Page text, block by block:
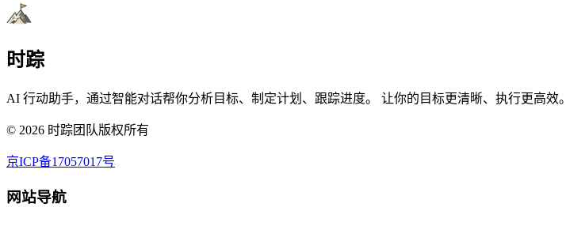
时踪
AI 行动助手，通过智能对话帮你分析目标、制定计划、跟踪进度。 让你的目标更清晰、执行更高效。
© 2026 时踪团队版权所有
京ICP备17057017号
网站导航